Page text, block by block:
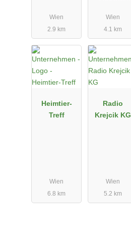
Wien
2.9 km
& Kiwi Nails
Austria
Wien
4.1 km
Heimtier-
Treff
Wien
6.8 km
Radio
Krejcik KG
Wien
5.2 km